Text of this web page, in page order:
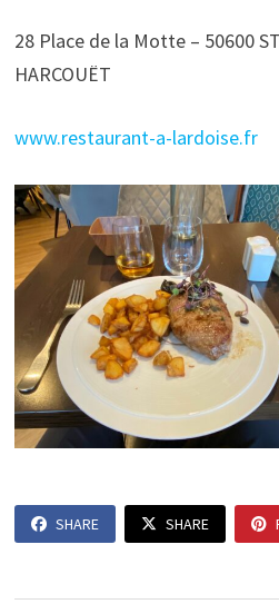
28 Place de la Motte – 50600
HARCOUËT
www.restaurant-a-lardoise.fr
SHARE SHARE